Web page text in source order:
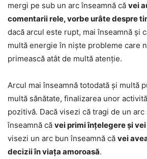
mergi pe sub un arc înseamnă că vei
comentarii rele, vorbe urâte despre
dacă arcul este rupt, mai înseamnă și
multă energie în niște probleme care
primească atât de multă atenție.
Arcul mai înseamnă totodată și multă
multă sănătate, finalizarea unor
pozitivă. Dacă visezi că tragi de un arc
înseamnă că vei primi înțelegere și
visezi un arc bun înseamnă că vei
decizii în viața amoroasă.